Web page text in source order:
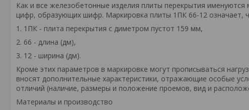
Как и все железобетонные изделия плиты перекрытия
цифр, образующих шифр. Маркировка плиты 1ПК 66-12 означает,
1. 1ПК - плита перекрытия с диметром пустот 159 мм,
2. 66 - длина (дм),
3. 12 - ширина (дм).
Кроме этих параметров в маркировке могут прописываться
вносят дополнительные характеристики, отражающие особые
отличий (наличие, размеры и положение проемов, вид и
Материалы и производство